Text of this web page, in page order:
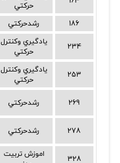
حركتي
186
رشدحركتي
234
يادگيري وكنترل
حركتي
253
يادگيري وكنترل
حركتي
269
رشدحركتي
278
رشدحركتي
328
اموزش تربيت